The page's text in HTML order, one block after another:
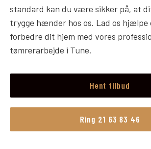
standard kan du være sikker på, at
trygge hænder hos os. Lad os hjælpe
forbedre dit hjem med vores
tømrerarbejde i Tune.
Hent tilbud
Ring 21 63 83 46